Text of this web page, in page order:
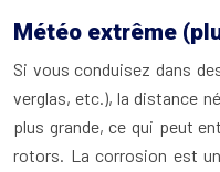
Météo extrême
Si vous conduisez dans
verglas, etc.), la distance
plus grande, ce qui peut
rotors. La corrosion est